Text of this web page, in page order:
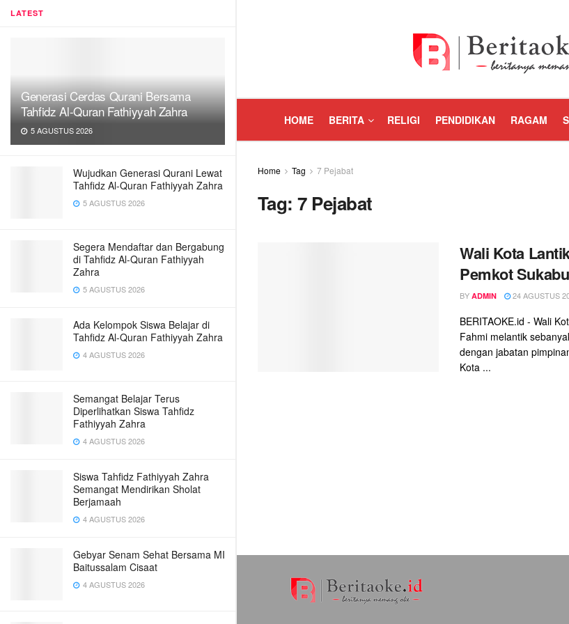
LATEST
Generasi Cerdas Qurani Bersama
Tahfidz Al-Quran Fathiyyah Zahra
5 AGUSTUS 2026
Wujudkan Generasi Qurani Lewat
Tahfidz Al-Quran Fathiyyah Zahra
5 AGUSTUS 2026
Segera Mendaftar dan Bergabung
di Tahfidz Al-Quran Fathiyyah
Zahra
5 AGUSTUS 2026
Ada Kelompok Siswa Belajar di
Tahfidz Al-Quran Fathiyyah Zahra
4 AGUSTUS 2026
Semangat Belajar Terus
Diperlihatkan Siswa Tahfidz
Fathiyyah Zahra
4 AGUSTUS 2026
Siswa Tahfidz Fathiyyah Zahra
Semangat Mendirikan Sholat
Berjamaah
4 AGUSTUS 2026
Gebyar Senam Sehat Bersama MI
Baitussalam Cisaat
4 AGUSTUS 2026
HOME BERITA RELIGI PENDIDIKAN RAGAM
Home Tag 7 Pejabat
Tag:7 Pejabat
Wali Kota
Pemkot
BY ADMIN 24 AGUSTUS
BERITAOKE.id - Wali
Fahmi melantik
dengan jabatan
Kota ...